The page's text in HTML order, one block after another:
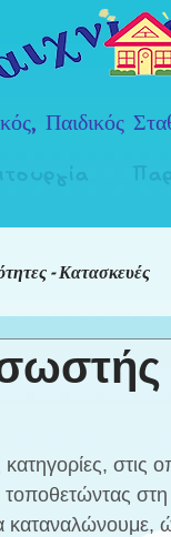
Παιδικός
- Κατασκευές
στις